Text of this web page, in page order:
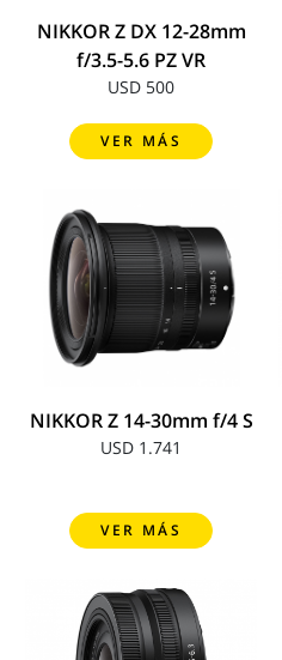
NIKKOR Z DX 12-28mm
f/3.5-5.6 PZ VR
USD 500
VER MÁS
NIKKOR Z 14-30mm f/4 S
USD 1.741
VER MÁS